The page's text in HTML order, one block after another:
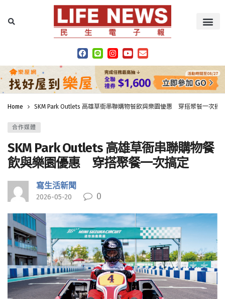
Home SKM Park Outlets 高雄草衙串聯購物餐飲與樂園優惠 穿搭聚餐一次搞
合作媒體
SKM Park Outlets 高雄草衙串聯購物餐
飲與樂園優惠 穿搭聚餐一次搞定
寫生活新聞
2026-05-20 0